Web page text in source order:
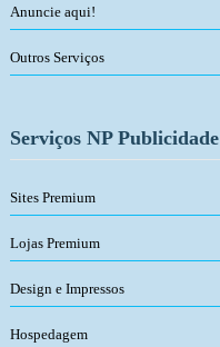
Anuncie aqui!
Outros Serviços
Serviços NP Publicidade
Sites Premium
Lojas Premium
Design e Impressos
Hospedagem